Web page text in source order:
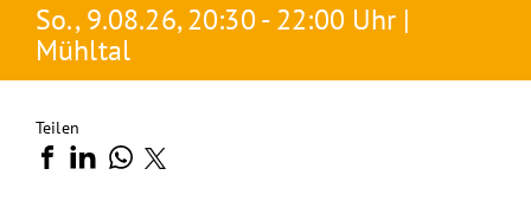
So., 9.08.26, 20:30 - 22:00 Uhr |
Mühltal
Teilen